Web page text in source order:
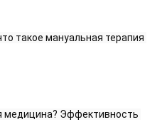
такое мануальная терапия
медицина? Эффективность